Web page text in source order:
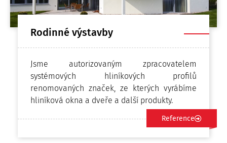
Rodinné výstavby
Jsme autorizovaným zpracovatelem
systémových hliníkových profilů
renomovaných značek, ze kterých vyrábíme
hliníková okna a dveře a další produkty.
Reference